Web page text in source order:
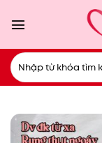
qua
dung
Tìm
kiếm: